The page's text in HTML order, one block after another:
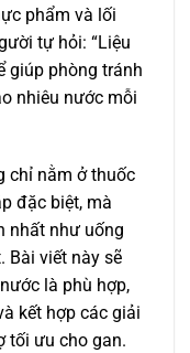
phẩm và lối
tự hỏi: “Liệu
giúp phòng tránh
nhiêu nước mỗi
chỉ nằm ở thuốc
đặc biệt, mà
nhất như uống
Bài viết này sẽ
là phù hợp,
kết hợp các giải
tối ưu cho gan.